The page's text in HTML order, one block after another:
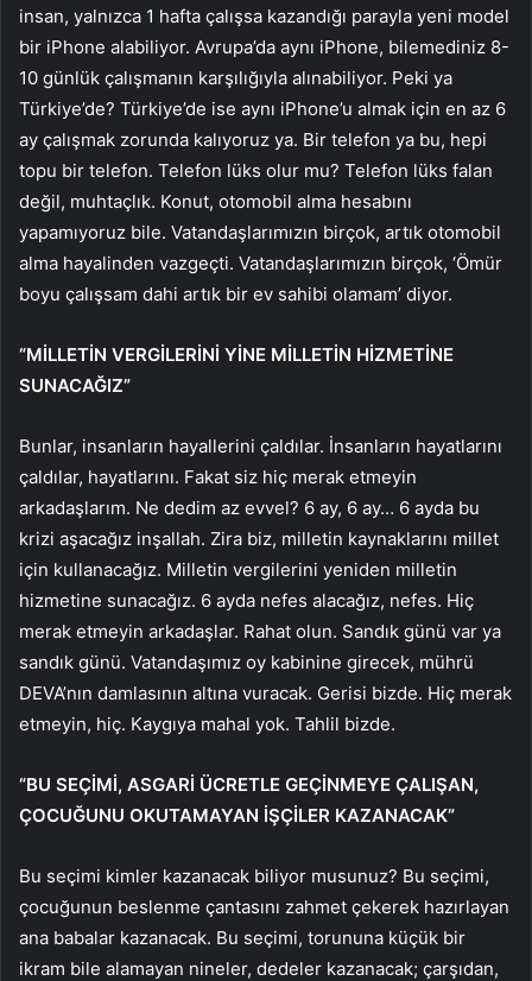
insan, yalnızca 1 hafta çalışsa kazandığı parayla yeni model
bir iPhone alabiliyor. Avrupa’da aynı iPhone, bilemediniz 8-
10 günlük çalışmanın karşılığıyla alınabiliyor. Peki ya
Türkiye’de? Türkiye’de ise aynı iPhone’u almak için en az 6
ay çalışmak zorunda kalıyoruz ya. Bir telefon ya bu, hepi
topu bir telefon. Telefon lüks olur mu? Telefon lüks falan
değil, muhtaçlık. Konut, otomobil alma hesabını
yapamıyoruz bile. Vatandaşlarımızın birçok, artık otomobil
alma hayalinden vazgeçti. Vatandaşlarımızın birçok, ‘Ömür
boyu çalışsam dahi artık bir ev sahibi olamam’ diyor.
“MİLLETİN VERGİLERİNİ YİNE MİLLETİN HİZMETİNE
SUNACAĞIZ”
Bunlar, insanların hayallerini çaldılar. İnsanların hayatlarını
çaldılar, hayatlarını. Fakat siz hiç merak etmeyin
arkadaşlarım. Ne dedim az evvel? 6 ay, 6 ay… 6 ayda bu
krizi aşacağız inşallah. Zira biz, milletin kaynaklarını millet
için kullanacağız. Milletin vergilerini yeniden milletin
hizmetine sunacağız. 6 ayda nefes alacağız, nefes. Hiç
merak etmeyin arkadaşlar. Rahat olun. Sandık günü var ya
sandık günü. Vatandaşımız oy kabinine girecek, mührü
DEVA’nın damlasının altına vuracak. Gerisi bizde. Hiç merak
etmeyin, hiç. Kaygıya mahal yok. Tahlil bizde.
“BU SEÇİMİ, ASGARİ ÜCRETLE GEÇİNMEYE ÇALIŞAN,
ÇOCUĞUNU OKUTAMAYAN İŞÇİLER KAZANACAK”
Bu seçimi kimler kazanacak biliyor musunuz? Bu seçimi,
çocuğunun beslenme çantasını zahmet çekerek hazırlayan
ana babalar kazanacak. Bu seçimi, torununa küçük bir
ikram bile alamayan nineler, dedeler kazanacak; çarşıdan,